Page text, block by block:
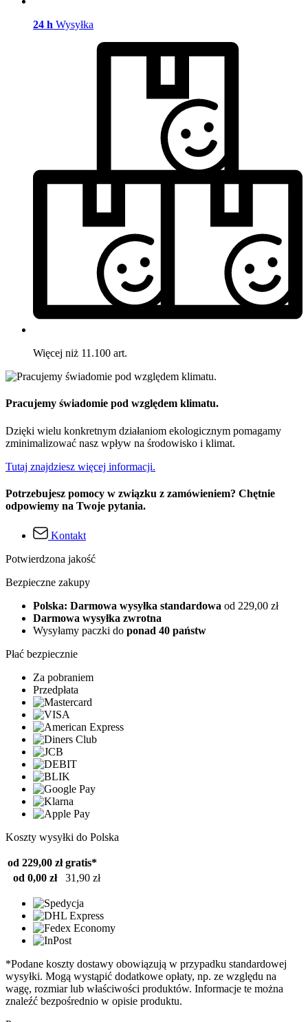
24 h Wysyłka
Więcej niż 11.100 art.
Pracujemy świadomie pod względem klimatu.
Dzięki wielu konkretnym działaniom ekologicznym pomagamy
zminimalizować nasz wpływ na środowisko i klimat.
Tutaj znajdziesz więcej informacji.
Potrzebujesz pomocy w związku z zamówieniem? Chętnie
odpowiemy na Twoje pytania.
Kontakt
Potwierdzona jakość
Bezpieczne zakupy
Polska: Darmowa wysyłka standardowa od 229,00 zł
Darmowa wysyłka zwrotna
Wysyłamy paczki do ponad 40 państw
Płać bezpiecznie
Za pobraniem
Przedpłata
Koszty wysyłki do Polska
od 229,00 zł gratis*
od 0,00 zł
31,90 zł
*Podane koszty dostawy obowiązują w przypadku standardowej
wysyłki. Mogą wystąpić dodatkowe opłaty, np. ze względu na
wagę, rozmiar lub właściwości produktów. Informacje te można
znaleźć bezpośrednio w opisie produktu.